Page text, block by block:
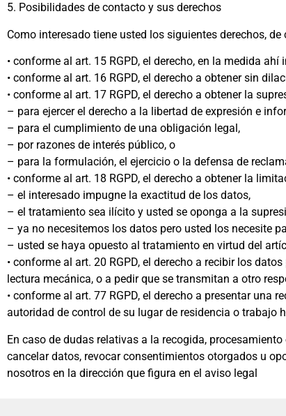
5. Posibilidades de contacto y sus derechos
Como interesado tiene usted los siguientes derechos,
• conforme al art. 15 RGPD, el derecho, en la medida
• conforme al art. 16 RGPD, el derecho a obtener sin
• conforme al art. 17 RGPD, el derecho a obtener la
– para ejercer el derecho a la libertad de expresión e
– para el cumplimiento de una obligación legal,
– por razones de interés público, o
– para la formulación, el ejercicio o la defensa de
• conforme al art. 18 RGPD, el derecho a obtener la
– el interesado impugne la exactitud de los datos,
– el tratamiento sea ilícito y usted se oponga a la
– ya no necesitemos los datos pero usted los necesite
– usted se haya opuesto al tratamiento en virtud del
• conforme al art. 20 RGPD, el derecho a recibir los
lectura mecánica, o a pedir que se transmitan a otro
• conforme al art. 77 RGPD, el derecho a presentar una
autoridad de control de su lugar de residencia o trabajo
En caso de dudas relativas a la recogida,
cancelar datos, revocar consentimientos otorgados u
nosotros en la dirección que figura en el aviso legal